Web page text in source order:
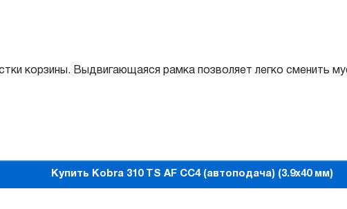
корзины. Выдвигающаяся рамка позволяет легко сменить
Купить Kobra 310 TS AF CС4 (автоподача) (3.9x40 мм)